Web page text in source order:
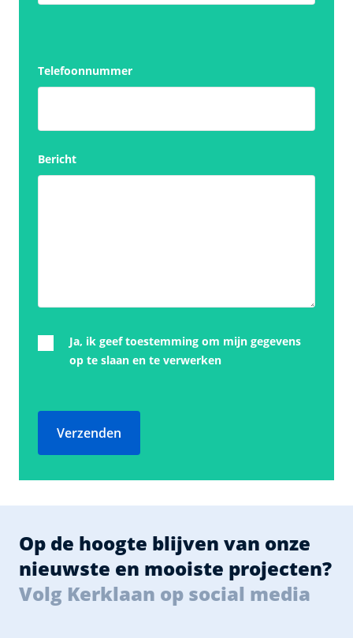
Telefoonnummer
Bericht
Ja, ik geef toestemming om mijn gegevens
op te slaan en te verwerken
Verzenden
Op de hoogte blijven van onze
nieuwste en mooiste projecten?
Volg Kerklaan op social media